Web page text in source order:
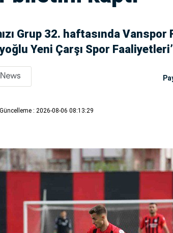
Grup 32. haftasında Vanspor
Yeni Çarşı Spor
: 2026-08-06 08:13:29